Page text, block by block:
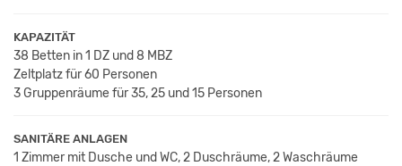
KAPAZITÄT
38 Betten in 1 DZ und 8 MBZ
Zeltplatz für 60 Personen
3 Gruppenräume für 35, 25 und 15 Personen
SANITÄRE ANLAGEN
1 Zimmer mit Dusche und WC, 2 Duschräume, 2 Waschräume